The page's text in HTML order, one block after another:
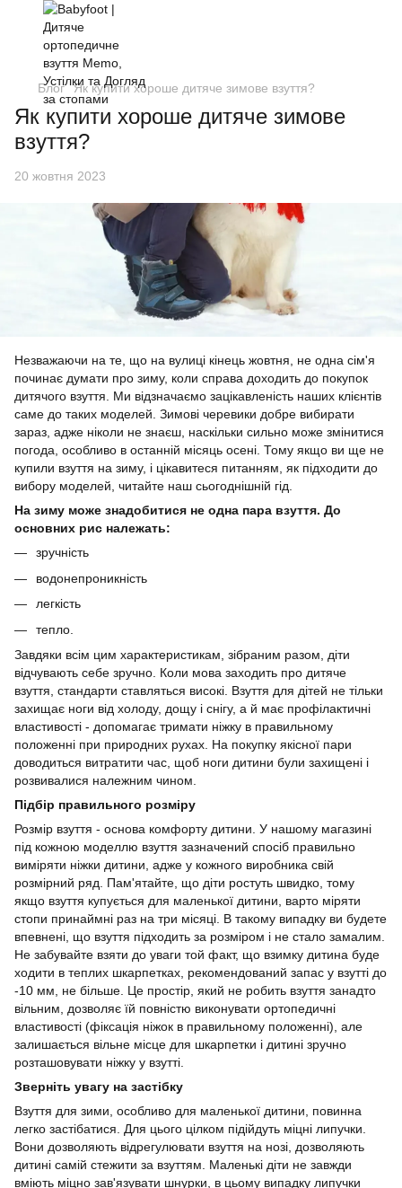
Блог Як купити хороше дитяче зимове взуття?
Як купити хороше дитяче зимове
взуття?
20 жовтня 2023
Незважаючи на те, що на вулиці кінець жовтня, не одна сім'я
починає думати про зиму, коли справа доходить до покупок
дитячого взуття. Ми відзначаємо зацікавленість наших клієнтів
саме до таких моделей. Зимові черевики добре вибирати
зараз, адже ніколи не знаєш, наскільки сильно може змінитися
погода, особливо в останній місяць осені. Тому якщо ви ще не
купили взуття на зиму, і цікавитеся питанням, як підходити до
вибору моделей, читайте наш сьогоднішній гід.
На зиму може знадобитися не одна пара взуття. До
основних рис належать:
зручність
водонепроникність
легкість
тепло.
Завдяки всім цим характеристикам, зібраним разом, діти
відчувають себе зручно. Коли мова заходить про дитяче
взуття, стандарти ставляться високі. Взуття для дітей не тільки
захищає ноги від холоду, дощу і снігу, а й має профілактичні
властивості - допомагає тримати ніжку в правильному
положенні при природних рухах. На покупку якісної пари
доводиться витратити час, щоб ноги дитини були захищені і
розвивалися належним чином.
Підбір правильного розміру
Розмір взуття - основа комфорту дитини. У нашому магазині
під кожною моделлю взуття зазначений спосіб правильно
виміряти ніжки дитини, адже у кожного виробника свій
розмірний ряд. Пам'ятайте, що діти ростуть швидко, тому
якщо взуття купується для маленької дитини, варто міряти
стопи принаймні раз на три місяці. В такому випадку ви будете
впевнені, що взуття підходить за розміром і не стало замалим.
Не забувайте взяти до уваги той факт, що взимку дитина буде
ходити в теплих шкарпетках, рекомендований запас у взутті до
-10 мм, не більше. Це простір, який не робить взуття занадто
вільним, дозволяє їй повністю виконувати ортопедичні
властивості (фіксація ніжок в правильному положенні), але
залишається вільне місце для шкарпетки і дитині зручно
розташовувати ніжку у взутті.
Зверніть увагу на застібку
Взуття для зими, особливо для маленької дитини, повинна
легко застібатися. Для цього цілком підійдуть міцні липучки.
Вони дозволяють відрегулювати взуття на нозі, дозволяють
дитині самій стежити за взуттям. Маленькі діти не завжди
вміють міцно зав'язувати шнурки, в цьому випадку липучки